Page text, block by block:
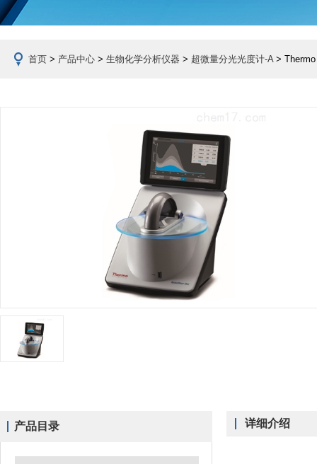
首页 > 产品中心 > 生物化学分析仪器 > 超微量分光光度计-A> Thermo
产品目录 详细介绍